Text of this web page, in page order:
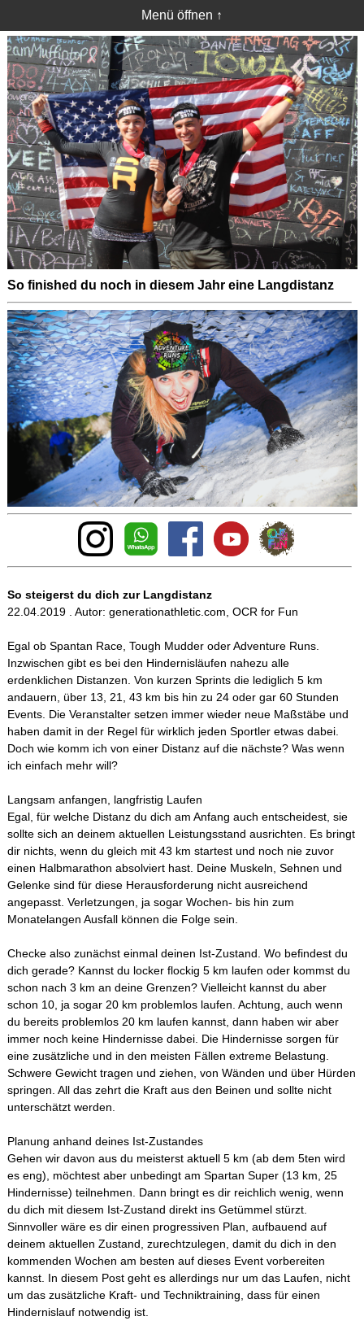
Menü öffnen ↑
So finished du noch in diesem Jahr eine Langdistanz
So steigerst du dich zur Langdistanz
22.04.2019 . Autor: generationathletic.com, OCR for Fun
Egal ob Spantan Race, Tough Mudder oder Adventure Runs.
Inzwischen gibt es bei den Hindernisläufen nahezu alle
erdenklichen Distanzen. Von kurzen Sprints die lediglich 5 km
andauern, über 13, 21, 43 km bis hin zu 24 oder gar 60 Stunden
Events. Die Veranstalter setzen immer wieder neue Maßstäbe und
haben damit in der Regel für wirklich jeden Sportler etwas dabei.
Doch wie komm ich von einer Distanz auf die nächste? Was wenn
ich einfach mehr will?
Langsam anfangen, langfristig Laufen
Egal, für welche Distanz du dich am Anfang auch entscheidest, sie
sollte sich an deinem aktuellen Leistungsstand ausrichten. Es bringt
dir nichts, wenn du gleich mit 43 km startest und noch nie zuvor
einen Halbmarathon absolviert hast. Deine Muskeln, Sehnen und
Gelenke sind für diese Herausforderung nicht ausreichend
angepasst. Verletzungen, ja sogar Wochen- bis hin zum
Monatelangen Ausfall können die Folge sein.
Checke also zunächst einmal deinen Ist-Zustand. Wo befindest du
dich gerade? Kannst du locker flockig 5 km laufen oder kommst du
schon nach 3 km an deine Grenzen? Vielleicht kannst du aber
schon 10, ja sogar 20 km problemlos laufen. Achtung, auch wenn
du bereits problemlos 20 km laufen kannst, dann haben wir aber
immer noch keine Hindernisse dabei. Die Hindernisse sorgen für
eine zusätzliche und in den meisten Fällen extreme Belastung.
Schwere Gewicht tragen und ziehen, von Wänden und über Hürden
springen. All das zehrt die Kraft aus den Beinen und sollte nicht
unterschätzt werden.
Planung anhand deines Ist-Zustandes
Gehen wir davon aus du meisterst aktuell 5 km (ab dem 5ten wird
es eng), möchtest aber unbedingt am Spartan Super (13 km, 25
Hindernisse) teilnehmen. Dann bringt es dir reichlich wenig, wenn
du dich mit diesem Ist-Zustand direkt ins Getümmel stürzt.
Sinnvoller wäre es dir einen progressiven Plan, aufbauend auf
deinem aktuellen Zustand, zurechtzulegen, damit du dich in den
kommenden Wochen am besten auf dieses Event vorbereiten
kannst. In diesem Post geht es allerdings nur um das Laufen, nicht
um das zusätzliche Kraft- und Techniktraining, dass für einen
Hindernislauf notwendig ist.